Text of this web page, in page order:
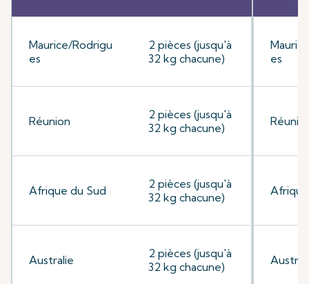
Maurice/Rodrigu
es
2 pièces (jusqu'à
32 kg chacune)
Réunion
2 pièces (jusqu'à
32 kg chacune)
Afrique du Sud
2 pièces (jusqu'à
32 kg chacune)
Australie
2 pièces (jusqu'à
32 kg chacune)
es